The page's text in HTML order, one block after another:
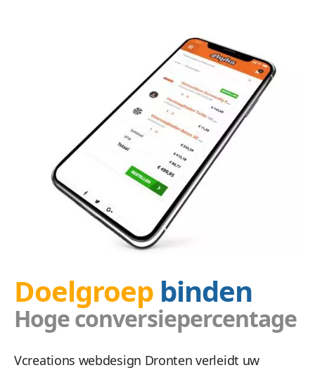
Doelgroep binden
Hoge conversiepercentage
Vcreations webdesign Dronten verleidt uw